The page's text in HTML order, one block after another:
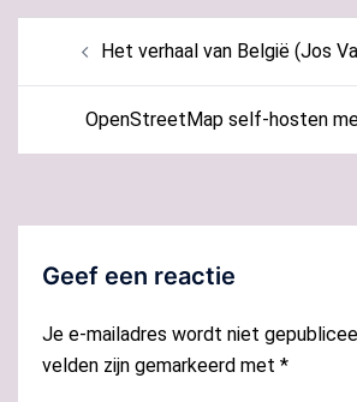
navigatieHet verhaal van België (Jos
OpenStreetMap self-hosten
Geef een reactie
Je e-mailadres wordt niet
velden zijn gemarkeerd met *